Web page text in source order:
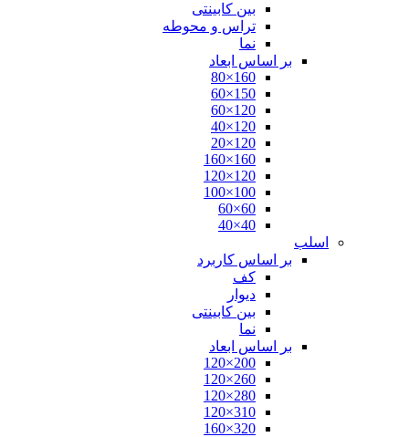
بین کابینتی
تراس و محوطه
نما
بر اساس ابعاد
160×80
150×60
120×60
120×40
120×20
160×160
120×120
100×100
60×60
40×40
اسلب
بر اساس کاربرد
کف
دیوار
بین کابینتی
نما
بر اساس ابعاد
200×120
260×120
280×120
310×120
320×160